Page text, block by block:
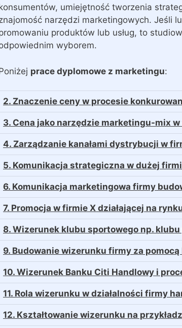
umiejętność tworzenia
narzędzi marketingowych. Jeśli
produktów lub usług, to
wyborem.
prace dyplomowe z marketingu:
2. Znaczenie ceny w procesie
3. Cena jako narzędzie marketingu-mix
4. Zarządzanie kanałami dystrybucji w
5. Komunikacja strategiczna w dużej
6. Komunikacja marketingowa firmy
7. Promocja w firmie X działającej na
8. Wizerunek klubu sportowego np.
9. Budowanie wizerunku firmy za pomocą
10. Wizerunek Banku Citi Handlowy i
11. Rola wizerunku w działalności firmy
12. Kształtowanie wizerunku na